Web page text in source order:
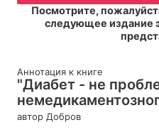
Посмотрите,
следующее издание
Аннотация к книге
"Диабет - не
автор Добров